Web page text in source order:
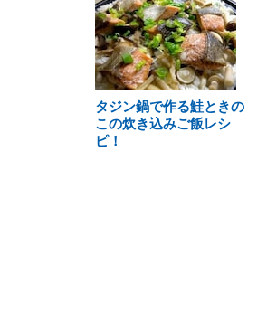
タジン鍋で作る鮭ときの
この炊き込みご飯レシ
ピ！